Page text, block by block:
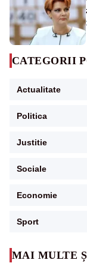
MAI MULTE
CATEGORII
Actualitate
Politica
Justitie
Sociale
Economie
Sport